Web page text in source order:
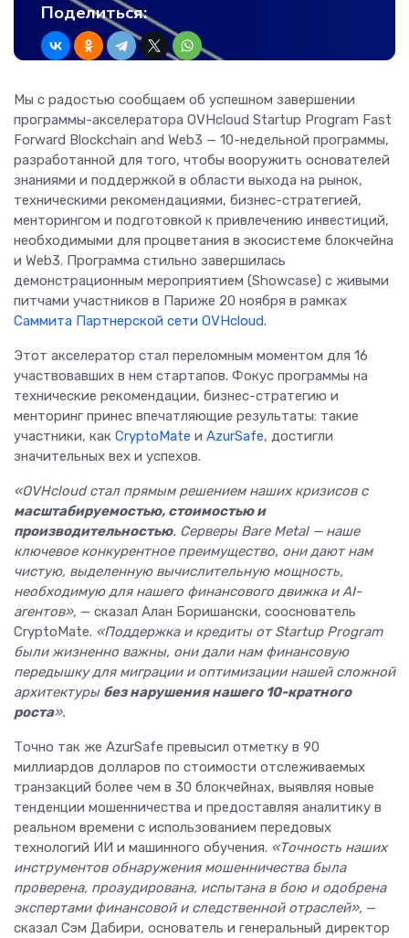
Поделиться:
Мы с радостью сообщаем об успешном завершении
программы-акселератора OVHcloud Startup Program Fast
Forward Blockchain and Web3 — 10-недельной программы,
разработанной для того, чтобы вооружить основателей
знаниями и поддержкой в области выхода на рынок,
техническими рекомендациями, бизнес-стратегией,
менторингом и подготовкой к привлечению инвестиций,
необходимыми для процветания в экосистеме блокчейна
и Web3. Программа стильно завершилась
демонстрационным мероприятием (Showcase) с живыми
питчами участников в Париже 20 ноября в рамках
Саммита Партнерской сети OVHcloud.
Этот акселератор стал переломным моментом для 16
участвовавших в нем стартапов. Фокус программы на
технические рекомендации, бизнес-стратегию и
менторинг принес впечатляющие результаты: такие
участники, как CryptoMate и AzurSafe, достигли
значительных вех и успехов.
«OVHcloud стал прямым решением наших кризисов с
масштабируемостью, стоимостью и
производительностью. Серверы Bare Metal — наше
ключевое конкурентное преимущество, они дают нам
чистую, выделенную вычислительную мощность,
необходимую для нашего финансового движка и AI-
агентов», — сказал Алан Боришански, сооснователь
CryptoMate. «Поддержка и кредиты от Startup Program
были жизненно важны, они дали нам финансовую
передышку для миграции и оптимизации нашей сложной
архитектуры без нарушения нашего 10-кратного
роста».
Точно так же AzurSafe превысил отметку в 90
миллиардов долларов по стоимости отслеживаемых
транзакций более чем в 30 блокчейнах, выявляя новые
тенденции мошенничества и предоставляя аналитику в
реальном времени с использованием передовых
технологий ИИ и машинного обучения. «Точность наших
инструментов обнаружения мошенничества была
проверена, проаудирована, испытана в бою и одобрена
экспертами финансовой и следственной отраслей», —
сказал Сэм Дабири, основатель и генеральный директор